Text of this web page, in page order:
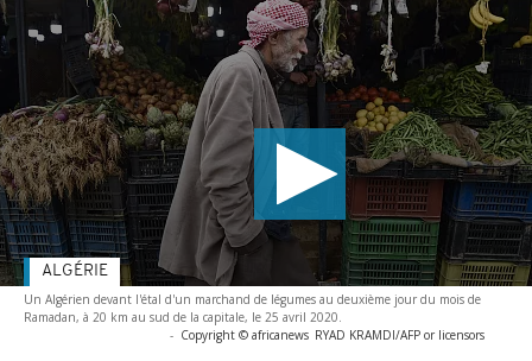
Un Algérien devant l'étal d'un marchand de légumes au deuxième jour du mois de
Ramadan, à 20 km au sud de la capitale, le 25 avril 2020.
- Copyright © africanews RYAD KRAMDI/AFP or licensors
ALGÉRIE